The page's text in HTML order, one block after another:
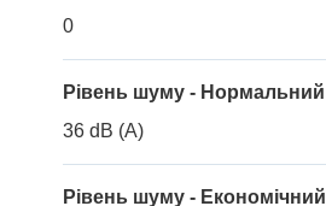
0
Рівень шуму - Нормальний
36 dB (A)
Рівень шуму - Економічний